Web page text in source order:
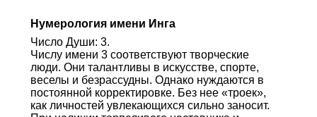
Нумерология имени Инга
Число Души: 3.
Числу имени 3 соответствуют творческие
люди. Они талантливы в искусстве, спорте,
веселы и безрассудны. Однако нуждаются в
постоянной корректировке. Без нее «троек»,
как личностей увлекающихся сильно заносит.